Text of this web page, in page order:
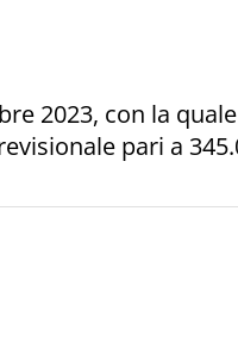
2023, con la
pari a